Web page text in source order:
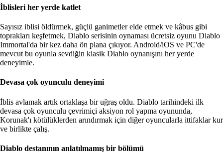
İblisleri her yerde katlet
Sayısız iblisi öldürmek, güçlü ganimetler elde etmek ve kâbus gibi
toprakları keşfetmek, Diablo serisinin oynaması ücretsiz oyunu Diablo
Immortal'da bir kez daha ön plana çıkıyor. Android/iOS ve PC'de
mevcut bu oyunla sevdiğin klasik Diablo oynanışını her yerde
deneyimle.
Devasa çok oyunculu deneyimi
İblis avlamak artık ortaklaşa bir uğraş oldu. Diablo tarihindeki ilk
devasa çok oyunculu çevrimiçi aksiyon rol yapma oyununda,
Korunak'ı kötülüklerden arındırmak için diğer oyuncularla ittifaklar kur
ve birlikte çalış.
Diablo destanının anlatılmamış bir bölümü